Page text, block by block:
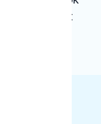
website met